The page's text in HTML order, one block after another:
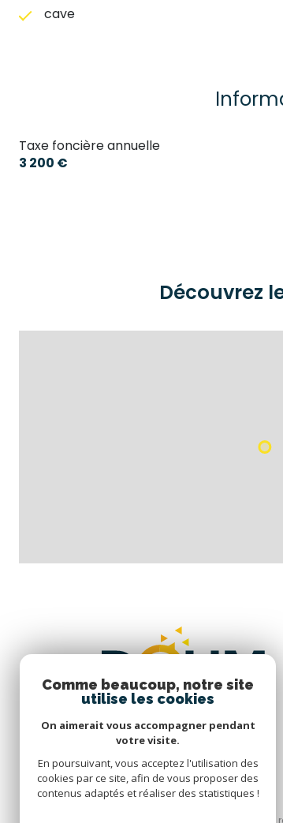
cave
Taxe foncière annuelle
3 200 €
Découvrez
© 2026 | Tous droits
Comme beaucoup, notre site
utilise les cookies
On aimerait vous accompagner pendant
votre visite.
En poursuivant, vous acceptez l'utilisation des
cookies par ce site, afin de vous proposer des
contenus adaptés et réaliser des statistiques !